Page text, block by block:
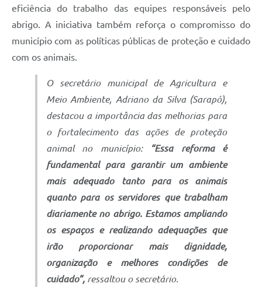
eficiência do trabalho das equipes responsáveis pelo
abrigo. A iniciativa também reforça o compromisso do
município com as políticas públicas de proteção e cuidado
com os animais.
O secretário municipal de Agricultura e
Meio Ambiente, Adriano da Silva (Sarapó),
destacou a importância das melhorias para
o fortalecimento das ações de proteção
animal no município:
“Essa reforma é
fundamental para garantir um ambiente
mais adequado tanto para os animais
quanto para os servidores que trabalham
diariamente no abrigo. Estamos ampliando
os espaços e realizando adequações que
irão proporcionar mais dignidade,
organização e melhores condições de
cuidado”, ressaltou o secretário.